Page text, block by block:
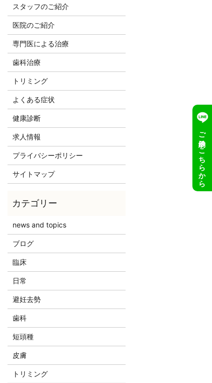
スタッフのご紹介
医院のご紹介
専門医による治療
歯科治療
トリミング
よくある症状
健康診断
求人情報
プライバシーポリシー
サイトマップ
news and topics
ブログ
臨床
日常
避妊去勢
歯科
短頭種
皮膚
トリミング
ご予約はこちらから